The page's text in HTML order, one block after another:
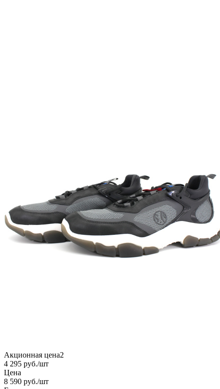
Акционная цена2
4 295 руб./шт
Цена
8 590 руб./шт